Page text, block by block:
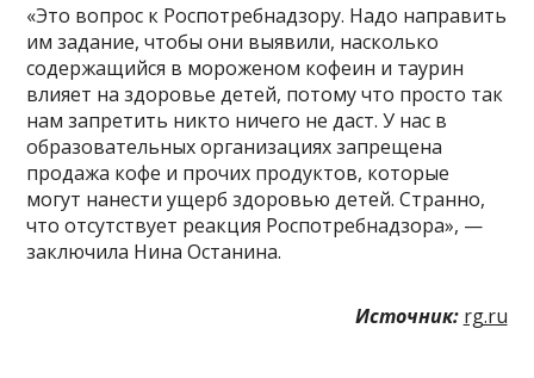
«Это вопрос к Роспотребнадзору. Надо направить
им задание, чтобы они выявили, насколько
содержащийся в мороженом кофеин и таурин
влияет на здоровье детей, потому что просто так
нам запретить никто ничего не даст. У нас в
образовательных организациях запрещена
продажа кофе и прочих продуктов, которые
могут нанести ущерб здоровью детей. Странно,
что отсутствует реакция Роспотребнадзора», —
заключила Нина Останина.
Источник: rg.ru